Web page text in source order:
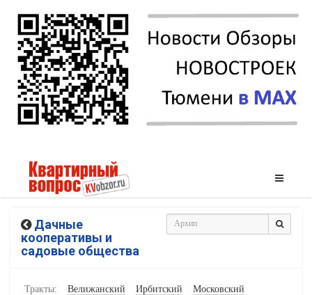
Дачные
кооперативы и
садовые общества
Тракты: Велижанский Ирбитский Московский